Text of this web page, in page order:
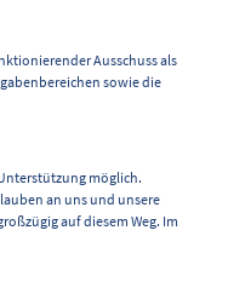
Ausschuss als
sowie die
möglich.
an uns und unsere
auf diesem Weg. Im